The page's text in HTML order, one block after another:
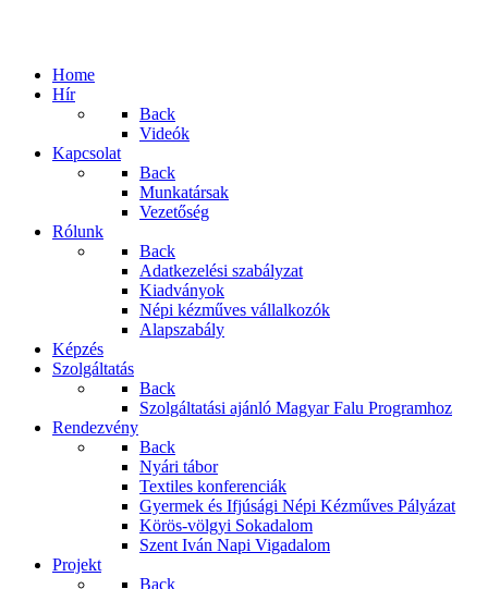
Home
Hír
Back
Videók
Kapcsolat
Back
Munkatársak
Vezetőség
Rólunk
Back
Adatkezelési szabályzat
Kiadványok
Népi kézműves vállalkozók
Alapszabály
Képzés
Szolgáltatás
Back
Szolgáltatási ajánló Magyar Falu Programhoz
Rendezvény
Back
Nyári tábor
Textiles konferenciák
Gyermek és Ifjúsági Népi Kézműves Pályázat
Körös-völgyi Sokadalom
Szent Iván Napi Vigadalom
Projekt
Back